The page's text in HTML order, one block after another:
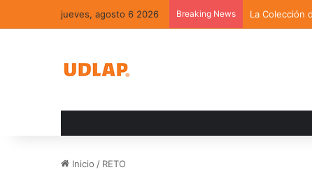
jueves, agosto 6 2026 Breaking News La Colección
Inicio / RETO